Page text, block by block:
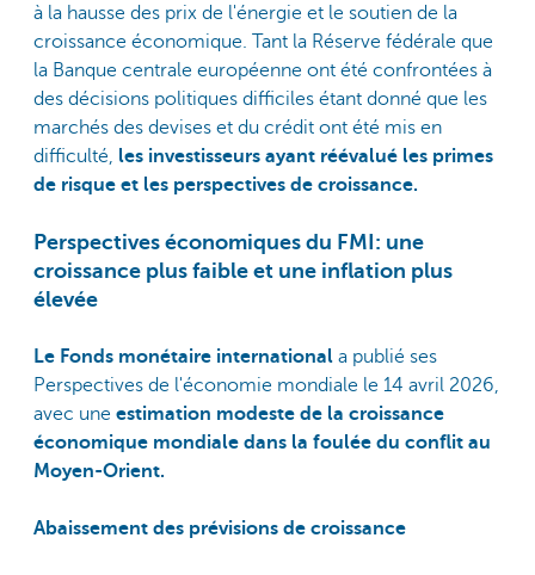
à la hausse des prix de l'énergie et le soutien de la
croissance économique. Tant la Réserve fédérale que
la Banque centrale européenne ont été confrontées à
des décisions politiques difficiles étant donné que les
marchés des devises et du crédit ont été mis en
difficulté, les investisseurs ayant réévalué les primes
de risque et les perspectives de croissance.
Perspectives économiques du FMI: une
croissance plus faible et une inflation plus
élevée
Le Fonds monétaire international a publié ses
Perspectives de l'économie mondiale le 14 avril 2026,
avec une estimation modeste de la croissance
économique mondiale dans la foulée du conflit au
Moyen-Orient.
Abaissement des prévisions de croissance